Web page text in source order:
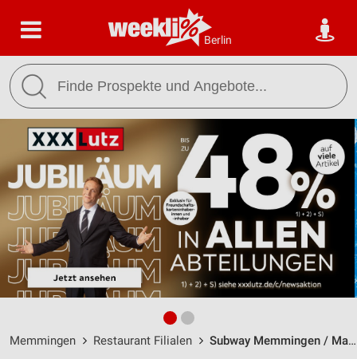
Berlin
Memmingen Restaurant Filialen Subway Memmingen / Maximilianstrasse 7 - Öffnungszeiten & Adresse